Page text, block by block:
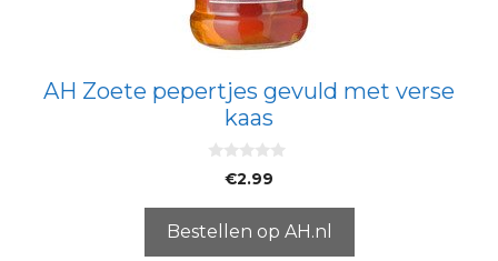
AH Zoete pepertjes gevuld met verse
kaas
5
€2.99
Bestellen op AH.nl